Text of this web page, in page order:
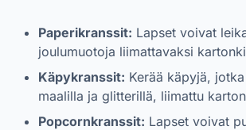
Paperikranssit: Lapset voivat
joulumuotoja liimattavaksi
Käpykranssit: Kerää käpyjä,
maalilla ja glitterillä, liimattu
Popcornkranssit: Lapset voivat